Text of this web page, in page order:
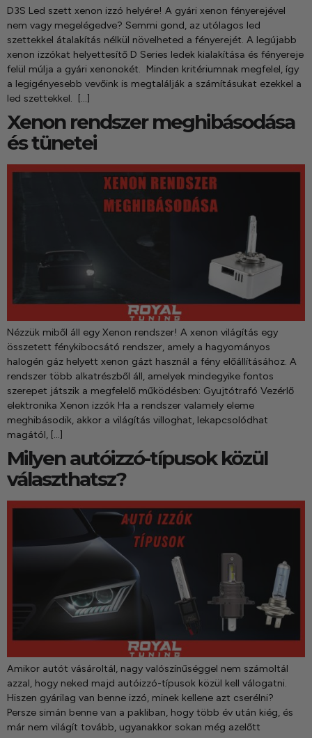
D3S Led szett xenon izzó helyére! A gyári xenon fényerejével
nem vagy megelégedve? Semmi gond, az utólagos led
szettekkel átalakítás nélkül növelheted a fényerejét. A legújabb
xenon izzókat helyettesítő D Series ledek kialakítása és fényereje
felül múlja a gyári xenonokét. Minden kritériumnak megfelel, így
a legigényesebb vevőink is megtalálják a számításukat ezekkel a
led szettekkel. […]
Xenon rendszer meghibásodása
és tünetei
Nézzük miből áll egy Xenon rendszer! A xenon világítás egy
összetett fénykibocsátó rendszer, amely a hagyományos
halogén gáz helyett xenon gázt használ a fény előállításához. A
rendszer több alkatrészből áll, amelyek mindegyike fontos
szerepet játszik a megfelelő működésben: Gyujtótrafó Vezérlő
elektronika Xenon izzók Ha a rendszer valamely eleme
meghibásodik, akkor a világítás villoghat, lekapcsolódhat
magától, […]
Milyen autóizzó-típusok közül
választhatsz?
Amikor autót vásároltál, nagy valószínűséggel nem számoltál
azzal, hogy neked majd autóizzó-típusok közül kell válogatni.
Hiszen gyárilag van benne izzó, minek kellene azt cserélni?
Persze simán benne van a pakliban, hogy több év után kiég, és
már nem világít tovább, ugyanakkor sokan még azelőtt